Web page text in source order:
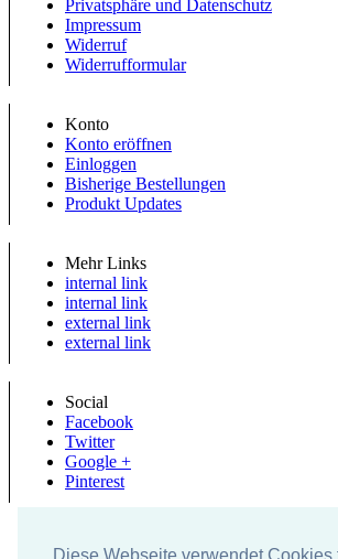
Privatsphäre und Datenschutz
Impressum
Widerruf
Widerrufformular
Konto
Konto eröffnen
Einloggen
Bisherige Bestellungen
Produkt Updates
Mehr Links
internal link
internal link
external link
external link
Social
Facebook
Twitter
Google +
Pinterest